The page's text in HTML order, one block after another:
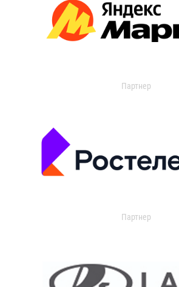
Партнер
Партнер